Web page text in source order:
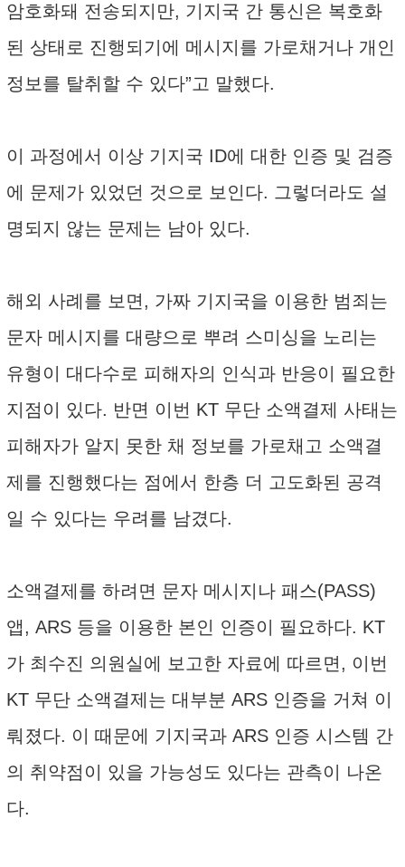
암호화돼 전송되지만, 기지국 간 통신은 복호화
된 상태로 진행되기에 메시지를 가로채거나 개인
정보를 탈취할 수 있다”고 말했다.
이 과정에서 이상 기지국 ID에 대한 인증 및 검증
에 문제가 있었던 것으로 보인다. 그렇더라도 설
명되지 않는 문제는 남아 있다.
해외 사례를 보면, 가짜 기지국을 이용한 범죄는
문자 메시지를 대량으로 뿌려 스미싱을 노리는
유형이 대다수로 피해자의 인식과 반응이 필요한
지점이 있다. 반면 이번 KT 무단 소액결제 사태는
피해자가 알지 못한 채 정보를 가로채고 소액결
제를 진행했다는 점에서 한층 더 고도화된 공격
일 수 있다는 우려를 남겼다.
소액결제를 하려면 문자 메시지나 패스(PASS)
앱, ARS 등을 이용한 본인 인증이 필요하다. KT
가 최수진 의원실에 보고한 자료에 따르면, 이번
KT 무단 소액결제는 대부분 ARS 인증을 거쳐 이
뤄졌다. 이 때문에 기지국과 ARS 인증 시스템 간
의 취약점이 있을 가능성도 있다는 관측이 나온
다.